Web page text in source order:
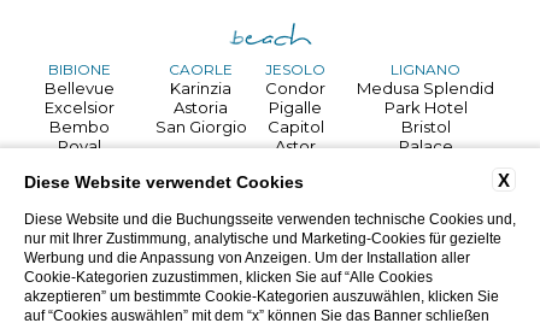
BIBIONE
Bellevue
Excelsior
Bembo
Royal
Danieli
Horizonte
Life hotel
CAORLE
Karinzia
Astoria
San Giorgio
Touring
Argentina
JESOLO
Condor
Pigalle
Capitol
Astor
LIGNANO
Medusa Splendid
Park Hotel
Bristol
Palace
Martini
Rex
X
Diese Website verwendet Cookies
Diese Website und die Buchungsseite verwenden technische Cookies und,
nur mit Ihrer Zustimmung, analytische und Marketing-Cookies für gezielte
Werbung und die Anpassung von Anzeigen. Um der Installation aller
Cookie-Kategorien zuzustimmen, klicken Sie auf “Alle Cookies
akzeptieren” um bestimmte Cookie-Kategorien auszuwählen, klicken Sie
auf “Cookies auswählen” mit dem “x” können Sie das Banner schließen